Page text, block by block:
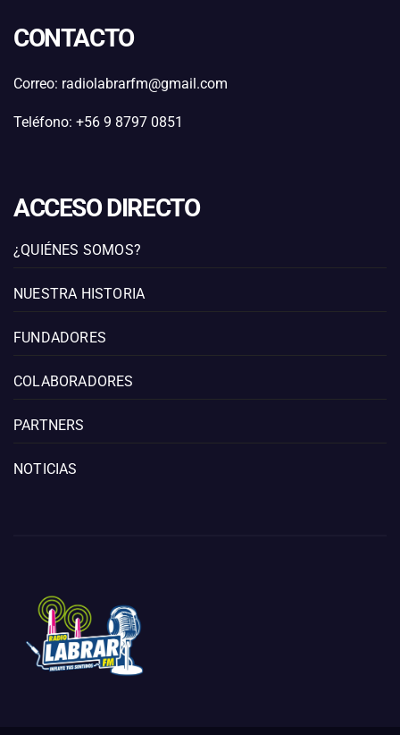
CONTACTO
Correo: radiolabrarfm@gmail.com
Teléfono: +56 9 8797 0851
ACCESO DIRECTO
¿QUIÉNES SOMOS?
NUESTRA HISTORIA
FUNDADORES
COLABORADORES
PARTNERS
NOTICIAS